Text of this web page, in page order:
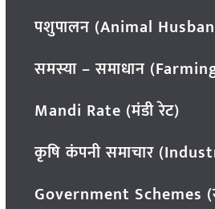
पशुपालन (Animal
समस्या – समाधान
Mandi Rate (मंडी रेट)
कृषि कंपनी समाचार
Government Schemes